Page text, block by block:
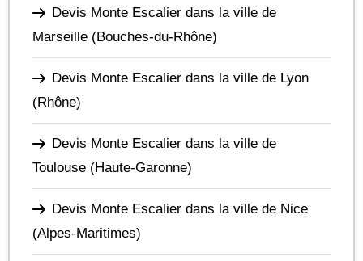
Devis Monte Escalier dans la ville de
Marseille (Bouches-du-Rhône)
Devis Monte Escalier dans la ville de Lyon
(Rhône)
Devis Monte Escalier dans la ville de
Toulouse (Haute-Garonne)
Devis Monte Escalier dans la ville de Nice
(Alpes-Maritimes)